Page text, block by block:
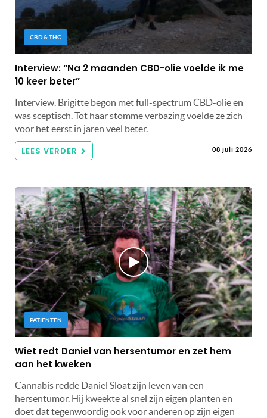
CBD & THC
Interview: “Na 2 maanden CBD-olie voelde ik me
10 keer beter”
Interview. Brigitte begon met full-spectrum CBD-olie en
was sceptisch. Tot haar stomme verbazing voelde ze zich
voor het eerst in jaren veel beter.
LEES VERDER 08 juli 2026
PATIËNTEN
Wiet redt Daniel van hersentumor en zet hem
aan het kweken
Cannabis redde Daniel Sloat zijn leven van een
hersentumor. Hij kweekte al snel zijn eigen planten en
doet dat tegenwoordig ook voor anderen op zijn eigen